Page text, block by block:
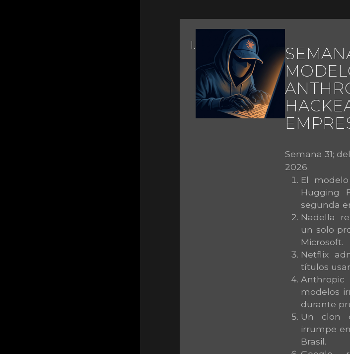
Semana 31;
2026.
El
Hugging
segunda
Nadella
un solo
Microsoft.
Netflix
títulos
modelos
durante
Un clon
irrumpe
Brasil.